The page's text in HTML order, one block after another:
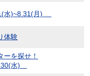
水)~8.31(月)
体験
ーを探せ！
水)